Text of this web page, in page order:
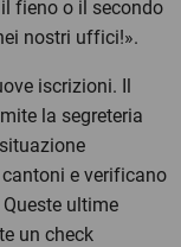
fieno o il secondo
nostri uffici!».
iscrizioni. Il
la segreteria
e verificano
ultime
un check